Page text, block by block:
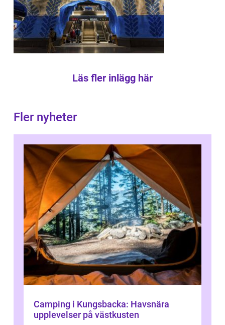
Läs fler inlägg här
Fler nyheter
Camping i Kungsbacka: Havsnära
upplevelser på västkusten